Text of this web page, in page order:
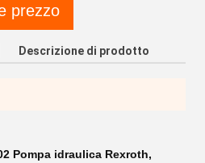
prezzo
Descrizione di prodotto
Pompa idraulica Rexroth,